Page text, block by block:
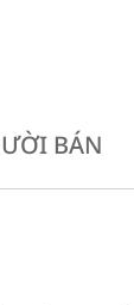
BÁN